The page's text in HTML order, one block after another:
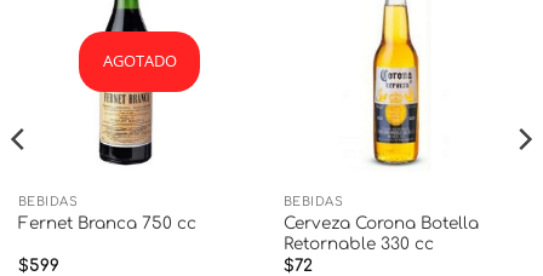
AGOTADO
deseos
BEBIDAS
Fernet Branca 750 cc
$599
BEBIDAS
Cerveza Corona Botella
Retornable 330 cc
$72